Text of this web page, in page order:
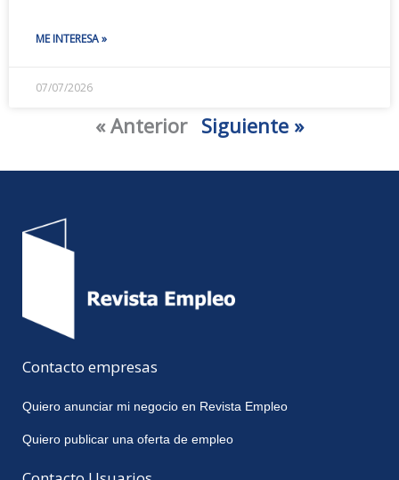
ME INTERESA »
07/07/2026
« Anterior Siguiente »
Contacto empresas
Quiero anunciar mi negocio en Revista Empleo
Quiero publicar una oferta de empleo